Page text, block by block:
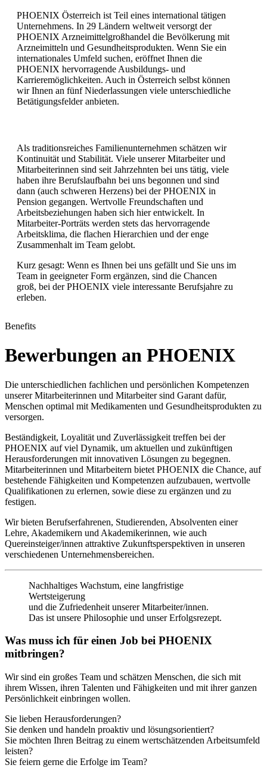
PHOENIX Österreich ist Teil eines international tätigen
Unternehmens. In 29 Ländern weltweit versorgt der
PHOENIX Arzneimittelgroßhandel die Bevölkerung mit
Arzneimitteln und Gesundheitsprodukten. Wenn Sie ein
internationales Umfeld suchen, eröffnet Ihnen die
PHOENIX hervorragende Ausbildungs- und
Karrieremöglichkeiten. Auch in Österreich selbst können
wir Ihnen an fünf Niederlassungen viele unterschiedliche
Betätigungsfelder anbieten.
Als traditionsreiches Familienunternehmen schätzen wir
Kontinuität und Stabilität. Viele unserer Mitarbeiter und
Mitarbeiterinnen sind seit Jahrzehnten bei uns tätig, viele
haben ihre Berufslaufbahn bei uns begonnen und sind
dann (auch schweren Herzens) bei der PHOENIX in
Pension gegangen. Wertvolle Freundschaften und
Arbeitsbeziehungen haben sich hier entwickelt. In
Mitarbeiter-Porträts werden stets das hervorragende
Arbeitsklima, die flachen Hierarchien und der enge
Zusammenhalt im Team gelobt.
Kurz gesagt: Wenn es Ihnen bei uns gefällt und Sie uns im
Team in geeigneter Form ergänzen, sind die Chancen
groß, bei der PHOENIX viele interessante Berufsjahre zu
erleben.
Benefits
Bewerbungen an PHOENIX
Die unterschiedlichen fachlichen und persönlichen Kompetenzen
unserer Mitarbeiterinnen und Mitarbeiter sind Garant dafür,
Menschen optimal mit Medikamenten und Gesundheitsprodukten zu
versorgen.
Beständigkeit, Loyalität und Zuverlässigkeit treffen bei der
PHOENIX auf viel Dynamik, um aktuellen und zukünftigen
Herausforderungen mit innovativen Lösungen zu begegnen.
Mitarbeiterinnen und Mitarbeitern bietet PHOENIX die Chance, auf
bestehende Fähigkeiten und Kompetenzen aufzubauen, wertvolle
Qualifikationen zu erlernen, sowie diese zu ergänzen und zu
festigen.
Wir bieten Berufserfahrenen, Studierenden, Absolventen einer
Lehre, Akademikern und Akademikerinnen, wie auch
Quereinsteiger/innen attraktive Zukunftsperspektiven in unseren
verschiedenen Unternehmensbereichen.
Nachhaltiges Wachstum, eine langfristige
Wertsteigerung
und die Zufriedenheit unserer Mitarbeiter/innen.
Das ist unsere Philosophie und unser Erfolgsrezept.
Was muss ich für einen Job bei PHOENIX
mitbringen?
Wir sind ein großes Team und schätzen Menschen, die sich mit
ihrem Wissen, ihren Talenten und Fähigkeiten und mit ihrer ganzen
Persönlichkeit einbringen wollen.
Sie lieben Herausforderungen?
Sie denken und handeln proaktiv und lösungsorientiert?
Sie möchten Ihren Beitrag zu einem wertschätzenden Arbeitsumfeld
leisten?
Sie feiern gerne die Erfolge im Team?